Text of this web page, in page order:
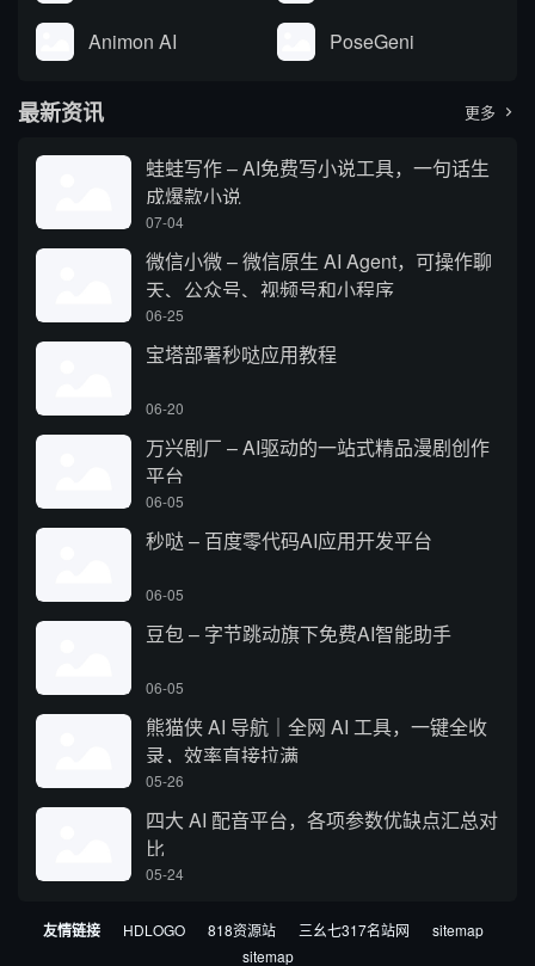
Animon AI PoseGeni
最新资讯 更多 
蛙蛙写作 – AI免费写小说工具，一句话生
成爆款小说
07-04
微信小微 – 微信原生 AI Agent，可操作聊
天、公众号、视频号和小程序
06-25
宝塔部署秒哒应用教程
06-20
万兴剧厂 – AI驱动的一站式精品漫剧创作
平台
06-05
秒哒 – 百度零代码AI应用开发平台
06-05
豆包 – 字节跳动旗下免费AI智能助手
06-05
熊猫侠 AI 导航｜全网 AI 工具，一键全收
录，效率直接拉满
05-26
四大 AI 配音平台，各项参数优缺点汇总对
比
05-24
友情链接 HDLOGO 818资源站 三幺七317名站网
sitemap
sitemap